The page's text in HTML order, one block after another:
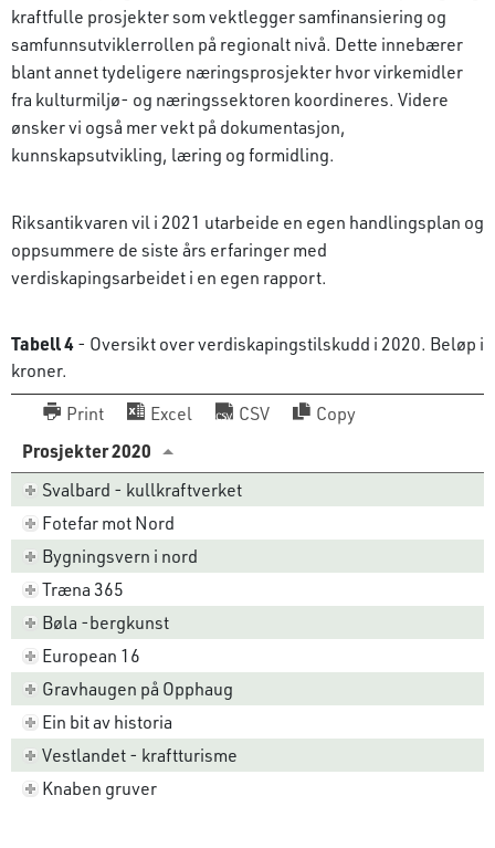
kraftfulle prosjekter som vektlegger samfinansiering og
samfunnsutviklerrollen på regionalt nivå. Dette innebærer
blant annet tydeligere næringsprosjekter hvor virkemidler
fra kulturmiljø- og næringssektoren koordineres. Videre
ønsker vi også mer vekt på dokumentasjon,
kunnskapsutvikling, læring og formidling.
Riksantikvaren vil i 2021 utarbeide en egen handlingsplan og
oppsummere de siste års erfaringer med
verdiskapingsarbeidet i en egen rapport.
Tabell 4- Oversikt over verdiskapingstilskudd i 2020. Beløp i
kroner.
Print
Excel CSV
Copy
Prosjekter 2020
Svalbard - kullkraftverket
Fotefar mot Nord
Bygningsvern i nord
Træna 365
Bøla -bergkunst
European 16
Gravhaugen på Opphaug
Ein bit av historia
Vestlandet - kraftturisme
Knaben gruver